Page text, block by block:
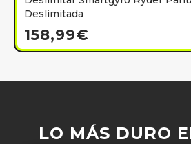
Deslimitada
158,99€
LO MÁS DURO